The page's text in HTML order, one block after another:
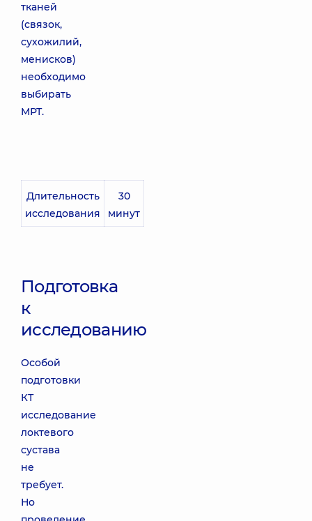
тканей
(связок,
сухожилий,
менисков)
необходимо
выбирать
МРТ.
Длительность
исследования
30
минут
Подготовка
к
исследованию
Особой
подготовки
КТ
исследование
локтевого
сустава
не
требует.
Но